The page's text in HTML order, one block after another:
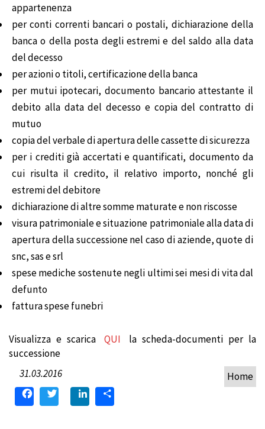
appartenenza
per conti correnti bancari o postali, dichiarazione della
banca o della posta degli estremi e del saldo alla data
del decesso
per azioni o titoli, certificazione della banca
per mutui ipotecari, documento bancario attestante il
debito alla data del decesso e copia del contratto di
mutuo
copia del verbale di apertura delle cassette di sicurezza
per i crediti già accertati e quantificati, documento da
cui risulta il credito, il relativo importo, nonché gli
estremi del debitore
dichiarazione di altre somme maturate e non riscosse
visura patrimoniale e situazione patrimoniale alla data di
apertura della successione nel caso di aziende, quote di
snc, sas e srl
spese mediche sostenute negli ultimi sei mesi di vita dal
defunto
fattura spese funebri
Visualizza e scarica QUI
la scheda-documenti per la
successione
31.03.2016
Home
Facebook
TwitterLinkedIn